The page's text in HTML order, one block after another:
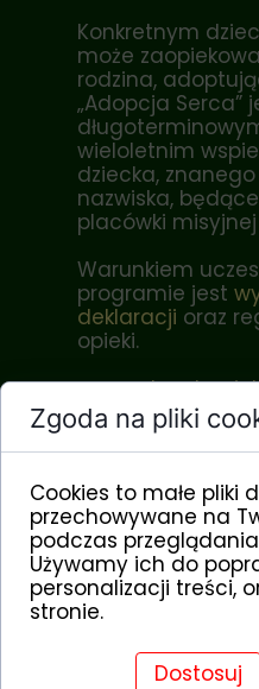
Konkretnym
może
rodzina,
„Adopcja Serca”
wieloletnim
dziecka,
nazwiska,
placówki
Warunkiem
programie jest
deklaracji oraz
opieki.
roczny koszt
miesięczny 60 zł
aktualnie
są objęte opieką
Świetlicę oraz
można
Zgoda na pliki
Cookies to małe pliki
przechowywane na
podczas
Używamy ich do
personalizacji treści,
stronie.
Dostosuj